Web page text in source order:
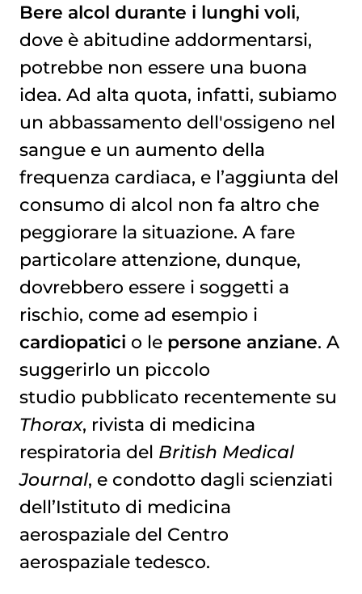
Bere alcol durante i lunghi voli,
dove è abitudine addormentarsi,
potrebbe non essere una buona
idea. Ad alta quota, infatti, subiamo
un abbassamento dell'ossigeno nel
sangue e un aumento della
frequenza cardiaca, e l’aggiunta del
consumo di alcol non fa altro che
peggiorare la situazione. A fare
particolare attenzione, dunque,
dovrebbero essere i soggetti a
rischio, come ad esempio i
cardiopatici o le persone anziane. A
suggerirlo un piccolo
studio pubblicato recentemente su
Thorax, rivista di medicina
respiratoria del British Medical
Journal, e condotto dagli scienziati
dell’Istituto di medicina
aerospaziale del Centro
aerospaziale tedesco.